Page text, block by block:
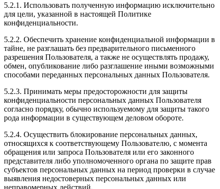
5.2.1. Использовать полученную информацию исключительно
для цели, указанной в настоящей Политике
конфиденциальности.
5.2.2. Обеспечить хранение конфиденциальной информации в
тайне, не разглашать без предварительного письменного
разрешения Пользователя, а также не осуществлять продажу,
обмен, опубликование либо разглашение иными возможными
способами переданных персональных данных Пользователя.
5.2.3. Принимать меры предосторожности для защиты
конфиденциальности персональных данных Пользователя
согласно порядку, обычно используемому для защиты такого
рода информации в существующем деловом обороте.
5.2.4. Осуществить блокирование персональных данных,
относящихся к соответствующему Пользователю, с момента
обращения или запроса Пользователя или его законного
представителя либо уполномоченного органа по защите прав
субъектов персональных данных на период проверки в случае
выявления недостоверных персональных данных или
неправомерных действий.